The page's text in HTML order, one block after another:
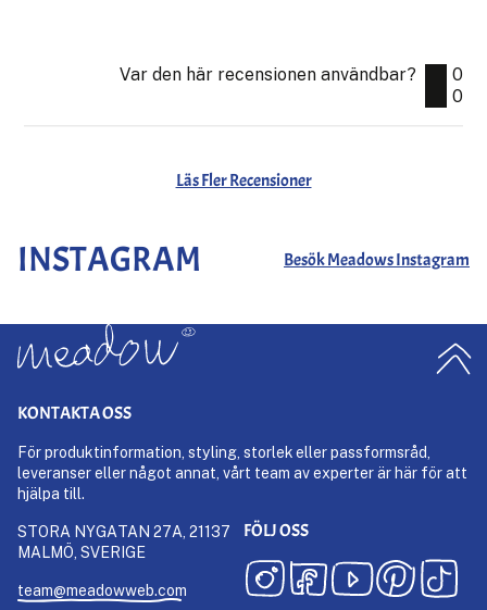
Var den här recensionen användbar?
0
0
Läs Fler Recensioner
INSTAGRAM Besök Meadows Instagram
KONTAKTA OSS
För produktinformation, styling, storlek eller passformsråd,
leveranser eller något annat, vårt team av experter är här för att
hjälpa till.
STORA NYGATAN 27A, 21137
MALMÖ, SVERIGE
team@meadowweb.com
FÖLJ OSS